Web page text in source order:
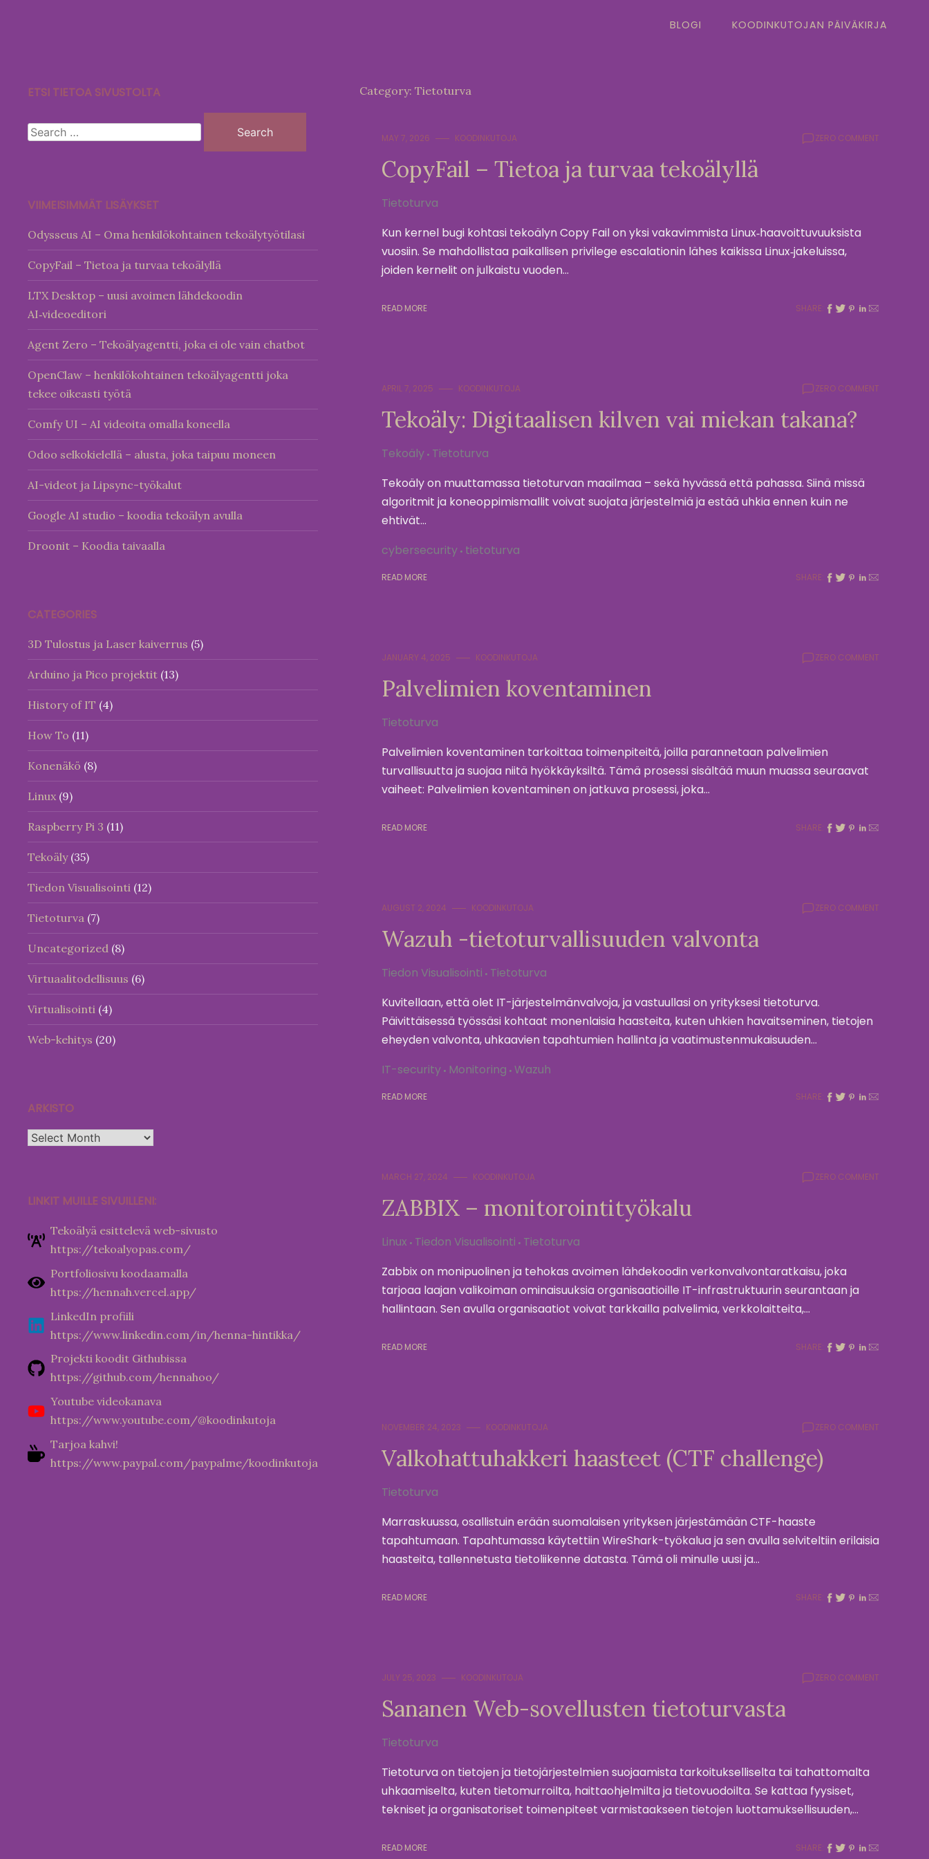
BLOGI KOODINKUTOJAN PÄIVÄKIRJA
Category: Tietoturva
MAY 7, 2026 KOODINKUTOJA ZERO COMMENT
CopyFail – Tietoa ja turvaa tekoälyllä
Tietoturva
Kun kernel bugi kohtasi tekoälyn Copy Fail on yksi vakavimmista Linux‑haavoittuvuuksista
vuosiin. Se mahdollistaa paikallisen privilege escalationin lähes kaikissa Linux‑jakeluissa,
joiden kernelit on julkaistu vuoden…
READ MORE SHARE:
APRIL 7, 2025 KOODINKUTOJA ZERO COMMENT
Tekoäly: Digitaalisen kilven vai miekan takana?
Tekoäly Tietoturva
Tekoäly on muuttamassa tietoturvan maailmaa – sekä hyvässä että pahassa. Siinä missä
algoritmit ja koneoppimismallit voivat suojata järjestelmiä ja estää uhkia ennen kuin ne
ehtivät…
cybersecurity tietoturva
READ MORE SHARE:
JANUARY 4, 2025 KOODINKUTOJA ZERO COMMENT
Palvelimien koventaminen
Tietoturva
Palvelimien koventaminen tarkoittaa toimenpiteitä, joilla parannetaan palvelimien
turvallisuutta ja suojaa niitä hyökkäyksiltä. Tämä prosessi sisältää muun muassa seuraavat
vaiheet: Palvelimien koventaminen on jatkuva prosessi, joka…
READ MORE SHARE:
AUGUST 2, 2024 KOODINKUTOJA ZERO COMMENT
Wazuh -tietoturvallisuuden valvonta
Tiedon Visualisointi Tietoturva
Kuvitellaan, että olet IT-järjestelmänvalvoja, ja vastuullasi on yrityksesi tietoturva.
Päivittäisessä työssäsi kohtaat monenlaisia haasteita, kuten uhkien havaitseminen, tietojen
eheyden valvonta, uhkaavien tapahtumien hallinta ja vaatimustenmukaisuuden…
IT-security Monitoring Wazuh
READ MORE SHARE:
MARCH 27, 2024 KOODINKUTOJA ZERO COMMENT
ZABBIX – monitorointityökalu
Linux Tiedon Visualisointi Tietoturva
Zabbix on monipuolinen ja tehokas avoimen lähdekoodin verkonvalvontaratkaisu, joka
tarjoaa laajan valikoiman ominaisuuksia organisaatioille IT-infrastruktuurin seurantaan ja
hallintaan. Sen avulla organisaatiot voivat tarkkailla palvelimia, verkkolaitteita,…
READ MORE SHARE:
NOVEMBER 24, 2023 KOODINKUTOJA ZERO COMMENT
Valkohattuhakkeri haasteet (CTF challenge)
Tietoturva
Marraskuussa, osallistuin erään suomalaisen yrityksen järjestämään CTF-haaste
tapahtumaan. Tapahtumassa käytettiin WireShark-työkalua ja sen avulla selviteltiin erilaisia
haasteita, tallennetusta tietoliikenne datasta. Tämä oli minulle uusi ja…
READ MORE SHARE:
JULY 25, 2023 KOODINKUTOJA ZERO COMMENT
Sananen Web-sovellusten tietoturvasta
Tietoturva
Tietoturva on tietojen ja tietojärjestelmien suojaamista tarkoitukselliselta tai tahattomalta
uhkaamiselta, kuten tietomurroilta, haittaohjelmilta ja tietovuodoilta. Se kattaa fyysiset,
tekniset ja organisatoriset toimenpiteet varmistaakseen tietojen luottamuksellisuuden,…
READ MORE SHARE:
ETSI TIETOA SIVUSTOLTA
Search
for:
VIIMEISIMMÄT LISÄYKSET
Odysseus AI – Oma henkilökohtainen tekoälytyötilasi
CopyFail – Tietoa ja turvaa tekoälyllä
LTX Desktop – uusi avoimen lähdekoodin
AI‑videoeditori
Agent Zero – Tekoälyagentti, joka ei ole vain chatbot
OpenClaw – henkilökohtainen tekoälyagentti joka
tekee oikeasti työtä
Comfy UI – AI videoita omalla koneella
Odoo selkokielellä – alusta, joka taipuu moneen
AI-videot ja Lipsync-työkalut
Google AI studio – koodia tekoälyn avulla
Droonit – Koodia taivaalla
CATEGORIES
3D Tulostus ja Laser kaiverrus (5)
Arduino ja Pico projektit (13)
History of IT (4)
How To (11)
Konenäkö (8)
Linux (9)
Raspberry Pi 3 (11)
Tekoäly(35)
Tiedon Visualisointi (12)
Tietoturva (7)
Uncategorized (8)
Virtuaalitodellisuus (6)
Virtualisointi (4)
Web-kehitys (20)
ARKISTO
Arkisto
LINKIT MUILLE SIVUILLENI:
Tekoälyä esittelevä web-sivusto
https://tekoalyopas.com/
Portfoliosivu koodaamalla
https://hennah.vercel.app/
LinkedIn profiili
https://www.linkedin.com/in/henna-hintikka/
Projekti koodit Githubissa
https://github.com/hennahoo/
Youtube videokanava
https://www.youtube.com/@koodinkutoja
Tarjoa kahvi!
https://www.paypal.com/paypalme/koodinkutoja